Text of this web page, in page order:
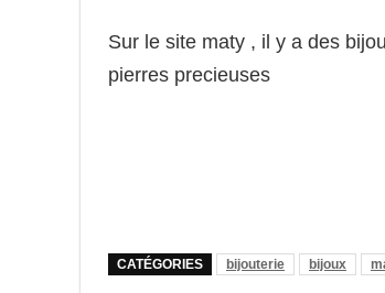
Sur le site maty , il y a des
pierres precieuses
CATÉGORIES bijouterie bijoux